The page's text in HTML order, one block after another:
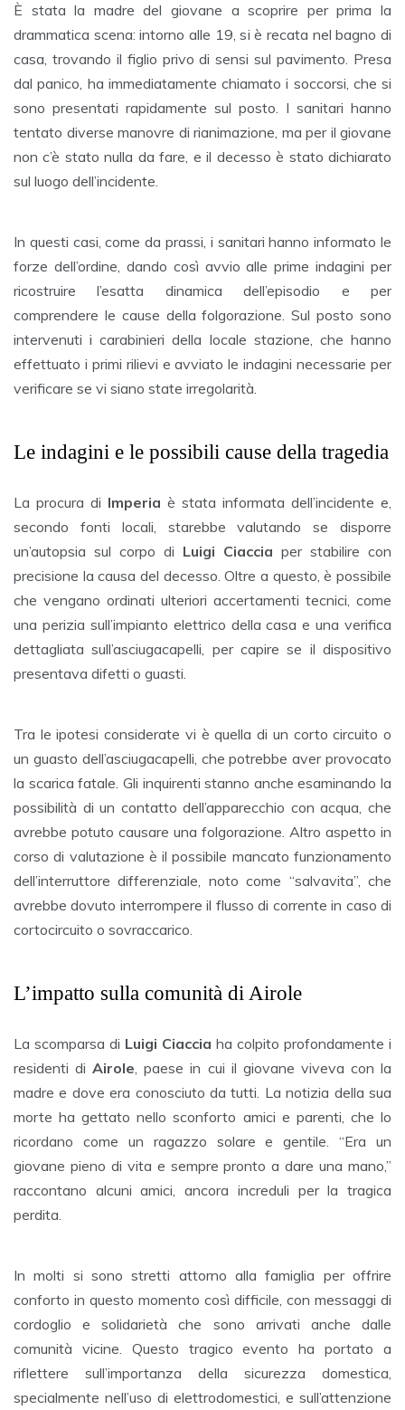
È stata la madre del giovane a scoprire per prima la
drammatica scena: intorno alle 19, si è recata nel bagno di
casa, trovando il figlio privo di sensi sul pavimento. Presa
dal panico, ha immediatamente chiamato i soccorsi, che si
sono presentati rapidamente sul posto. I sanitari hanno
tentato diverse manovre di rianimazione, ma per il giovane
non c’è stato nulla da fare, e il decesso è stato dichiarato
sul luogo dell’incidente.
In questi casi, come da prassi, i sanitari hanno informato le
forze dell’ordine, dando così avvio alle prime indagini per
ricostruire l’esatta dinamica dell’episodio e per
comprendere le cause della folgorazione. Sul posto sono
intervenuti i carabinieri della locale stazione, che hanno
effettuato i primi rilievi e avviato le indagini necessarie per
verificare se vi siano state irregolarità.
Le indagini e le possibili cause della tragedia
La procura di Imperia è stata informata dell’incidente e,
secondo fonti locali, starebbe valutando se disporre
un’autopsia sul corpo di Luigi Ciaccia per stabilire con
precisione la causa del decesso. Oltre a questo, è possibile
che vengano ordinati ulteriori accertamenti tecnici, come
una perizia sull’impianto elettrico della casa e una verifica
dettagliata sull’asciugacapelli, per capire se il dispositivo
presentava difetti o guasti.
Tra le ipotesi considerate vi è quella di un corto circuito o
un guasto dell’asciugacapelli, che potrebbe aver provocato
la scarica fatale. Gli inquirenti stanno anche esaminando la
possibilità di un contatto dell’apparecchio con acqua, che
avrebbe potuto causare una folgorazione. Altro aspetto in
corso di valutazione è il possibile mancato funzionamento
dell’interruttore differenziale, noto come “salvavita”, che
avrebbe dovuto interrompere il flusso di corrente in caso di
cortocircuito o sovraccarico.
L’impatto sulla comunità di Airole
La scomparsa di Luigi Ciaccia ha colpito profondamente i
residenti diAirole, paese in cui il giovane viveva con la
madre e dove era conosciuto da tutti. La notizia della sua
morte ha gettato nello sconforto amici e parenti, che lo
ricordano come un ragazzo solare e gentile. “Era un
giovane pieno di vita e sempre pronto a dare una mano,”
raccontano alcuni amici, ancora increduli per la tragica
perdita.
In molti si sono stretti attorno alla famiglia per offrire
conforto in questo momento così difficile, con messaggi di
cordoglio e solidarietà che sono arrivati anche dalle
comunità vicine. Questo tragico evento ha portato a
riflettere sull’importanza della sicurezza domestica,
specialmente nell’uso di elettrodomestici, e sull’attenzione